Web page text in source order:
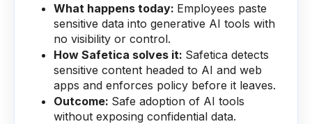
What happens today: Employees paste
sensitive data into generative AI tools with
no visibility or control.
How Safetica solves it: Safetica detects
sensitive content headed to AI and web
apps and enforces policy before it leaves.
Outcome: Safe adoption of AI tools
without exposing confidential data.